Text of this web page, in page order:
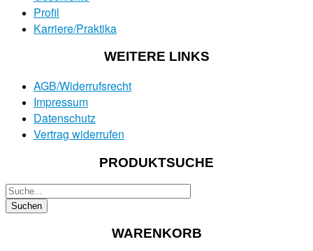
Profil
Karriere/Praktika
WEITERE LINKS
AGB/Widerrufsrecht
Impressum
Datenschutz
Vertrag widerrufen
PRODUKTSUCHE
WARENKORB